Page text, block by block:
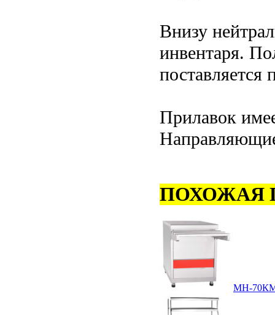
Внизу
инвентаря.
поставляется
Прилавок
ПОХОЖАЯ
МН-